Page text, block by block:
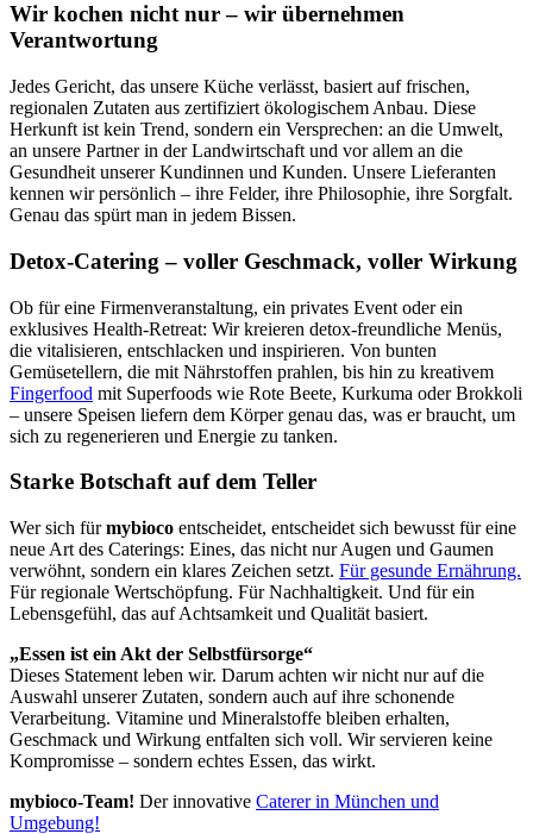
Wir kochen nicht nur – wir übernehmen
Verantwortung
Jedes Gericht, das unsere Küche verlässt, basiert auf frischen,
regionalen Zutaten aus zertifiziert ökologischem Anbau. Diese
Herkunft ist kein Trend, sondern ein Versprechen: an die Umwelt,
an unsere Partner in der Landwirtschaft und vor allem an die
Gesundheit unserer Kundinnen und Kunden. Unsere Lieferanten
kennen wir persönlich – ihre Felder, ihre Philosophie, ihre Sorgfalt.
Genau das spürt man in jedem Bissen.
Detox-Catering – voller Geschmack, voller Wirkung
Ob für eine Firmenveranstaltung, ein privates Event oder ein
exklusives Health-Retreat: Wir kreieren detox-freundliche Menüs,
die vitalisieren, entschlacken und inspirieren. Von bunten
Gemüsetellern, die mit Nährstoffen prahlen, bis hin zu kreativem
Fingerfood mit Superfoods wie Rote Beete, Kurkuma oder Brokkoli
– unsere Speisen liefern dem Körper genau das, was er braucht, um
sich zu regenerieren und Energie zu tanken.
Starke Botschaft auf dem Teller
Wer sich fürmybioco entscheidet, entscheidet sich bewusst für eine
neue Art des Caterings: Eines, das nicht nur Augen und Gaumen
verwöhnt, sondern ein klares Zeichen setzt. Für gesunde Ernährung.
Für regionale Wertschöpfung. Für Nachhaltigkeit. Und für ein
Lebensgefühl, das auf Achtsamkeit und Qualität basiert.
„Essen ist ein Akt der Selbstfürsorge“
Dieses Statement leben wir. Darum achten wir nicht nur auf die
Auswahl unserer Zutaten, sondern auch auf ihre schonende
Verarbeitung. Vitamine und Mineralstoffe bleiben erhalten,
Geschmack und Wirkung entfalten sich voll. Wir servieren keine
Kompromisse – sondern echtes Essen, das wirkt.
mybioco-Team! Der innovative Caterer in München und
Umgebung!